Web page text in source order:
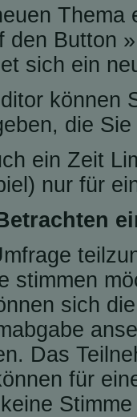
Thema
den Button
sich ein
können
die
ein Zeit
nur für
stimmen
sich
Das
für